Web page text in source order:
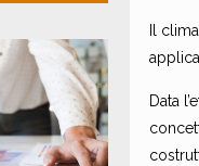
Il
Data